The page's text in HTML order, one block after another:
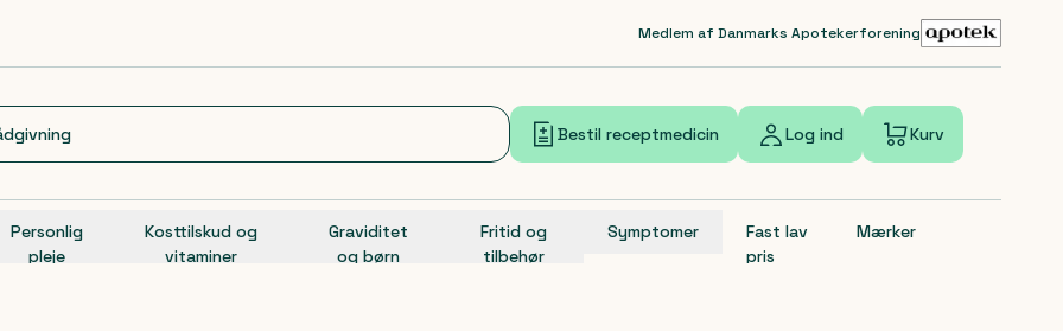
Medlem af Danmarks Apotekerforening
Bestil receptmedicin Log ind Kurv
Personlig
pleje
Kosttilskud og
vitaminer
Graviditet
og børn
Fritid og
tilbehør
Symptomer
Fast lav
pris
Mærker